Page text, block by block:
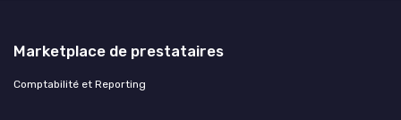
Marketplace de prestataires
Comptabilité et Reporting